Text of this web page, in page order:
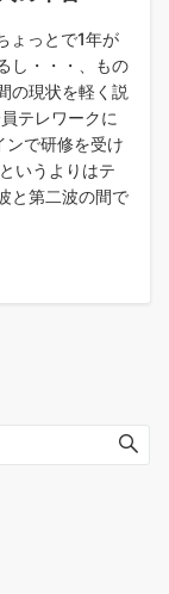
ょっとで1年が
し・・・、もの
の現状を軽く説
テレワークに
ンで研修を受け
いうよりはテ
と第二波の間で